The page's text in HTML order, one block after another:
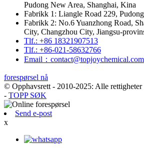
Pudong New Area, Shanghai, Kina
Fabrikk 1: Liangle Road 229,
Fabrikk 2: No.6 Yuanzhong Road,
City, Changzhou City, Jiangsu-
Tlf.: +86 18321907513
Tlf.: +86-021-58632766
Email：contact@topjoychemical.com
forespørsel nå
© Opphavsrett - 2010-2025: Alle rettigheter
- TOPP SØK
Send e-post
x